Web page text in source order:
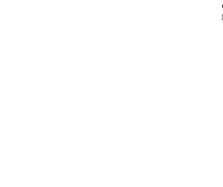
- - - - - - - - - - - - - - - -